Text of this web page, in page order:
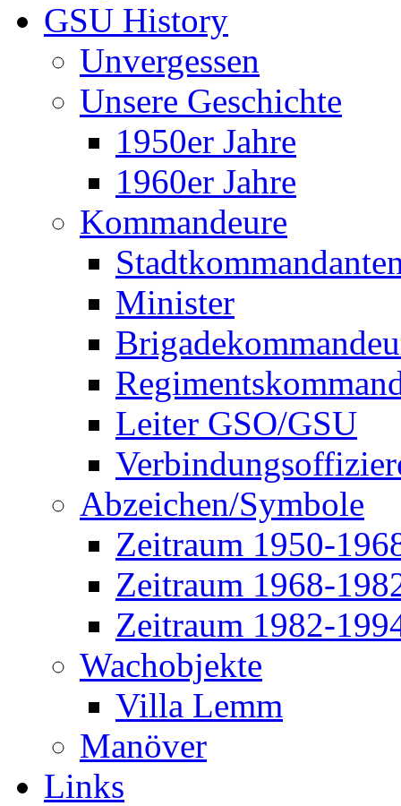
GSU History
Unvergessen
Unsere Geschichte
1950er Jahre
1960er Jahre
Kommandeure
Minister
Leiter GSO/GSU
Abzeichen/Symbole
Zeitraum 1950-
Zeitraum 1968-
Zeitraum 1982-
Wachobjekte
Villa Lemm
Manöver
Links